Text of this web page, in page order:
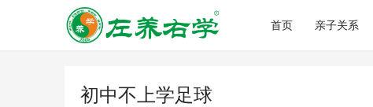
首页 亲子关系
初中不上学足球